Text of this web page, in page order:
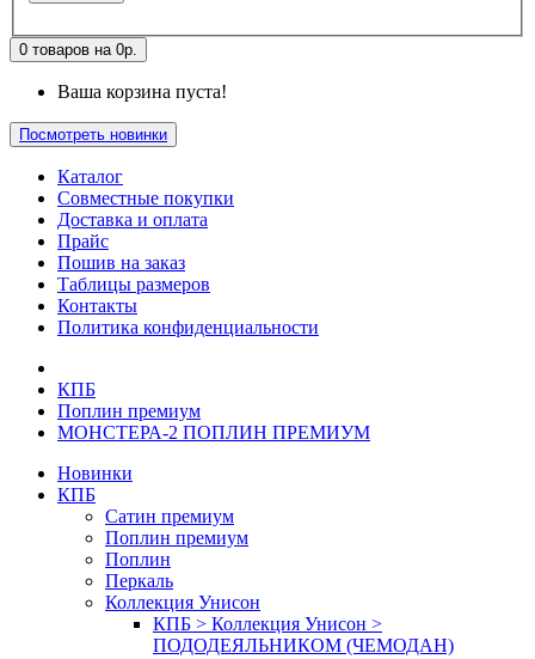
0 товаров на 0р.
Ваша корзина пуста!
Посмотреть новинки
Каталог
Совместные покупки
Доставка и оплата
Прайс
Пошив на заказ
Таблицы размеров
Контакты
Политика конфиденциальности
КПБ
Поплин премиум
МОНСТЕРА-2 ПОПЛИН ПРЕМИУМ
Новинки
КПБ
Сатин премиум
Поплин премиум
Поплин
Перкаль
Коллекция Унисон
КПБ > Коллекция Унисон >
ПОДОДЕЯЛЬНИКОМ (ЧЕМОДАН)